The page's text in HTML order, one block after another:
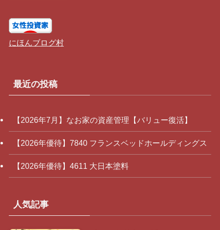
にほんブログ村
最近の投稿
【2026年7月】なお家の資産管理【バリュー復活】
【2026年優待】7840 フランスベッドホールディングス
【2026年優待】4611 大日本塗料
人気記事